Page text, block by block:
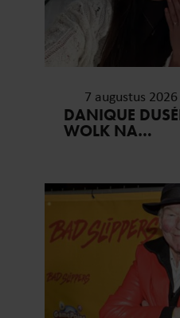
7 augustus 2026
DANIQUE
WOLK NA